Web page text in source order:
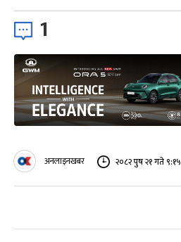
1
अनलाइनखबर २०८२ पुष २१ गते ९:१५